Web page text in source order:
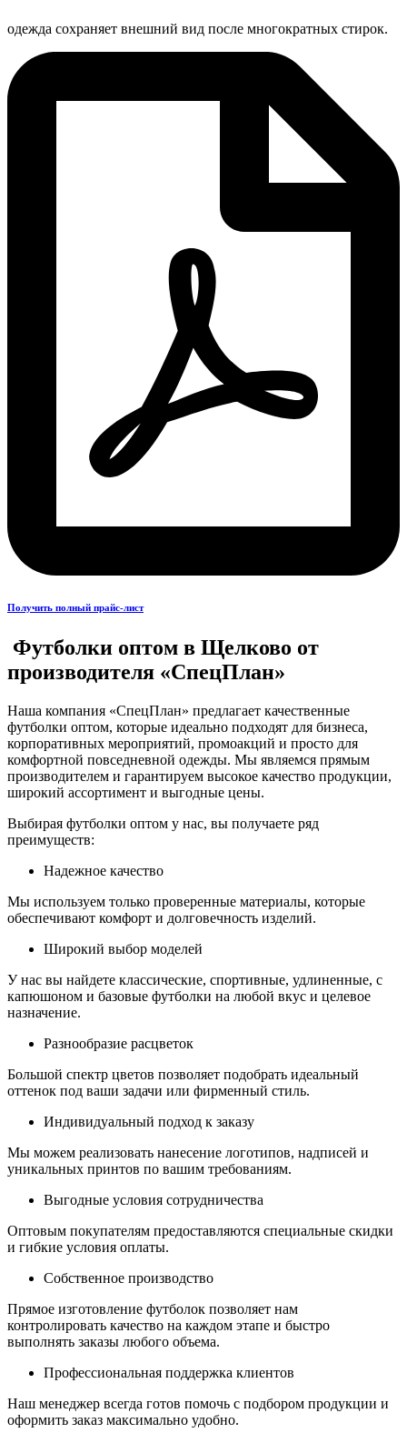
одежда сохраняет внешний вид после многократных стирок.
Получить полный прайс-лист
Футболки оптом в Щелково от
производителя «СпецПлан»
Наша компания «СпецПлан» предлагает качественные
футболки оптом, которые идеально подходят для бизнеса,
корпоративных мероприятий, промоакций и просто для
комфортной повседневной одежды. Мы являемся прямым
производителем и гарантируем высокое качество продукции,
широкий ассортимент и выгодные цены.
Выбирая футболки оптом у нас, вы получаете ряд
преимуществ:
Надежное качество
Мы используем только проверенные материалы, которые
обеспечивают комфорт и долговечность изделий.
Широкий выбор моделей
У нас вы найдете классические, спортивные, удлиненные, с
капюшоном и базовые футболки на любой вкус и целевое
назначение.
Разнообразие расцветок
Большой спектр цветов позволяет подобрать идеальный
оттенок под ваши задачи или фирменный стиль.
Индивидуальный подход к заказу
Мы можем реализовать нанесение логотипов, надписей и
уникальных принтов по вашим требованиям.
Выгодные условия сотрудничества
Оптовым покупателям предоставляются специальные скидки
и гибкие условия оплаты.
Собственное производство
Прямое изготовление футболок позволяет нам
контролировать качество на каждом этапе и быстро
выполнять заказы любого объема.
Профессиональная поддержка клиентов
Наш менеджер всегда готов помочь с подбором продукции и
оформить заказ максимально удобно.